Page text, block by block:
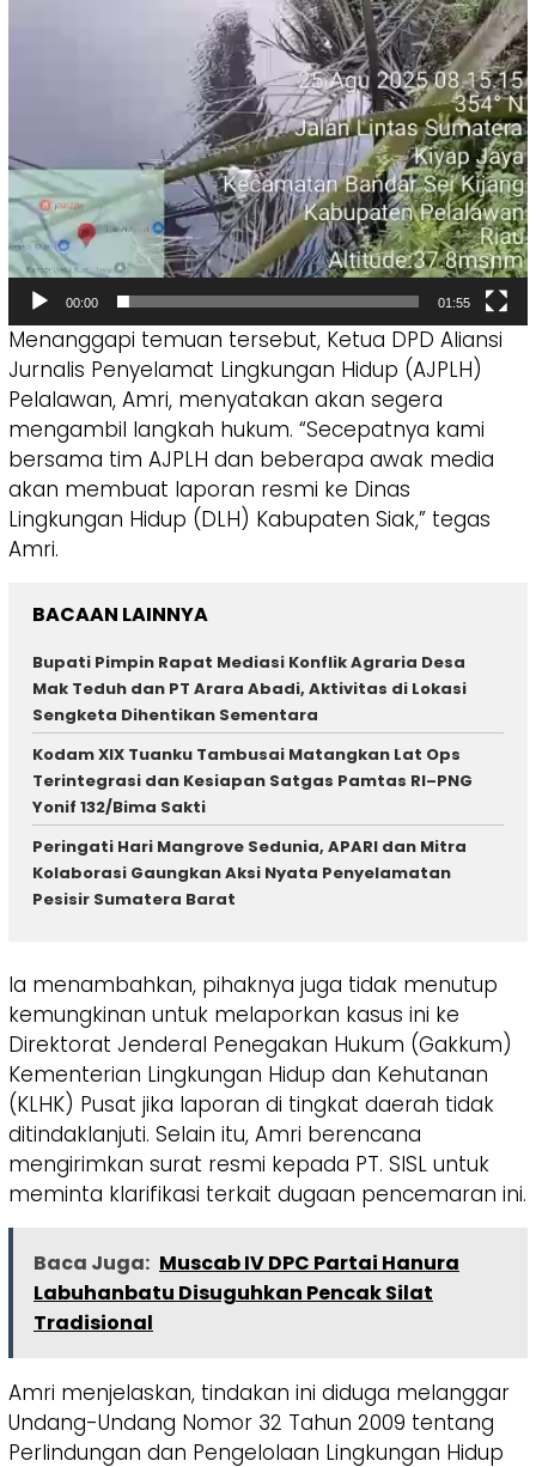
00:00 01:55
Menanggapi temuan tersebut, Ketua DPD Aliansi
Jurnalis Penyelamat Lingkungan Hidup (AJPLH)
Pelalawan, Amri, menyatakan akan segera
mengambil langkah hukum. “Secepatnya kami
bersama tim AJPLH dan beberapa awak media
akan membuat laporan resmi ke Dinas
Lingkungan Hidup (DLH) Kabupaten Siak,” tegas
Amri.
BACAAN LAINNYA
Bupati Pimpin Rapat Mediasi Konflik Agraria Desa
Mak Teduh dan PT Arara Abadi, Aktivitas di Lokasi
Sengketa Dihentikan Sementara
Kodam XIX Tuanku Tambusai Matangkan Lat Ops
Terintegrasi dan Kesiapan Satgas Pamtas RI–PNG
Yonif 132/Bima Sakti
Peringati Hari Mangrove Sedunia, APARI dan Mitra
Kolaborasi Gaungkan Aksi Nyata Penyelamatan
Pesisir Sumatera Barat
Ia menambahkan, pihaknya juga tidak menutup
kemungkinan untuk melaporkan kasus ini ke
Direktorat Jenderal Penegakan Hukum (Gakkum)
Kementerian Lingkungan Hidup dan Kehutanan
(KLHK) Pusat jika laporan di tingkat daerah tidak
ditindaklanjuti. Selain itu, Amri berencana
mengirimkan surat resmi kepada PT. SISL untuk
meminta klarifikasi terkait dugaan pencemaran ini.
Baca Juga: Muscab IV DPC Partai Hanura
Labuhanbatu Disuguhkan Pencak Silat
Tradisional
Amri menjelaskan, tindakan ini diduga melanggar
Undang-Undang Nomor 32 Tahun 2009 tentang
Perlindungan dan Pengelolaan Lingkungan Hidup